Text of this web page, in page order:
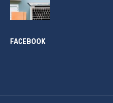
FACEBOOK